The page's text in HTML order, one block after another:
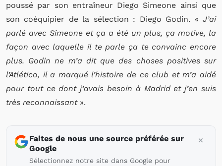
poussé par son entraîneur Diego Simeone ainsi que
son coéquipier de la sélection : Diego Godin. « J’ai
parlé avec Simeone et ça a été un plus, ça motive, la
façon avec laquelle il te parle ça te convainc encore
plus. Godin ne m’a dit que des choses positives sur
l’Atlético, il a marqué l’histoire de ce club et m’a aidé
pour tout ce dont j’avais besoin à Madrid et j’en suis
très reconnaissant».
Faites de nous une source préférée sur
Google
Sélectionnez notre site dans Google pour